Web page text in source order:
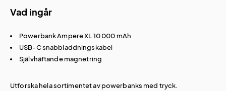
Vad ingår
Powerbank Ampere XL 10 000 mAh
USB-C snabbladdningskabel
Självhäftande magnetring
Utforska hela sortimentet avpowerbanks med tryck.